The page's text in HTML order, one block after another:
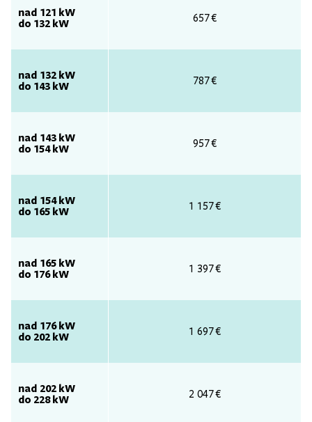
nad 121 kW
do 132 kW
nad 132 kW
do 143 kW
nad 143 kW
do 154 kW
nad 154 kW
do 165 kW
nad 165 kW
do 176 kW
nad 176 kW
do 202 kW
nad 202 kW
do 228 kW
657 €
787 €
957 €
1 157 €
1 397 €
1 697 €
2 047 €